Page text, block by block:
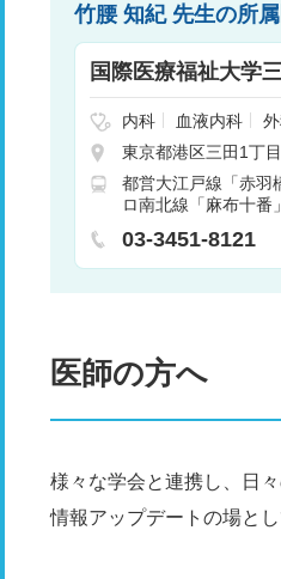
竹腰 知紀 先生の所
国際医療福祉大学
内科 血液内科
腎臓内科
心臓血
尿器科
婦人科
外科
麻酔科 乳
病内科
内分泌内科
断科
放射線治療科
東京都港区三田1丁
都営大江戸線「赤羽
ロ南北線「麻布十番
03-3451-8121
医師の方へ
様々な学会と連携し、日
情報アップデートの場と